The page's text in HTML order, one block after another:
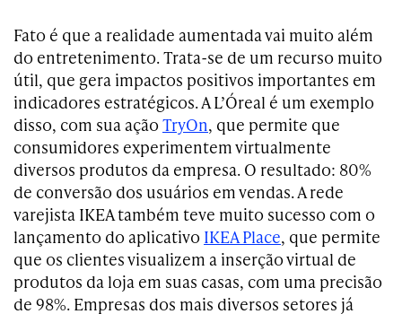
Fato é que a realidade aumentada vai muito além
do entretenimento. Trata-se de um recurso muito
útil, que gera impactos positivos importantes em
indicadores estratégicos. A L’Óreal é um exemplo
disso, com sua ação TryOn, que permite que
consumidores experimentem virtualmente
diversos produtos da empresa. O resultado: 80%
de conversão dos usuários em vendas. A rede
varejista IKEA também teve muito sucesso com o
lançamento do aplicativo IKEA Place, que permite
que os clientes visualizem a inserção virtual de
produtos da loja em suas casas, com uma precisão
de 98%. Empresas dos mais diversos setores já